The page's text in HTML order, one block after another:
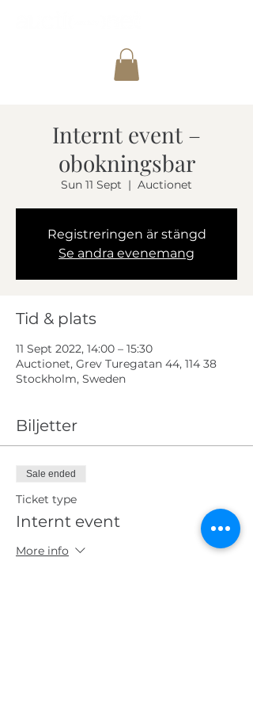
Internt event –
obokningsbar
Sun 11 Sept
  |
Auctionet
Registreringen är stängd
Se andra evenemang
Tid & plats
11 Sept 2022, 14:00 – 15:30
Auctionet, Grev Turegatan 44, 114 38
Stockholm, Sweden
Biljetter
Sale ended
Ticket type
Internt event
More info